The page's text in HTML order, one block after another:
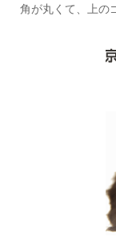
角が丸くて、上の